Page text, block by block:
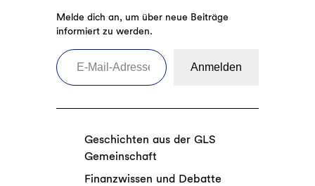
Melde dich an, um über neue Beiträge
informiert zu werden.
E-Mail-Adresse eingeben
Anmelden
Geschichten aus der GLS
Gemeinschaft
Finanzwissen und Debatte